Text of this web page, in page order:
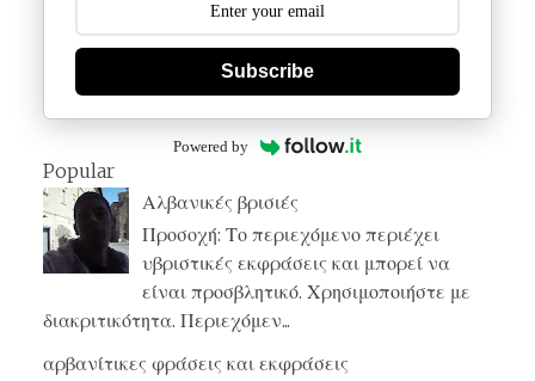
Subscribe
Powered by
Popular
Αλβανικές βρισιές
Προσοχή: Το περιεχόμενο περιέχει
υβριστικές εκφράσεις και μπορεί να
είναι προσβλητικό. Χρησιμοποιήστε με
διακριτικότητα. Περιεχόμεν...
αρβανίτικες φράσεις και εκφράσεις